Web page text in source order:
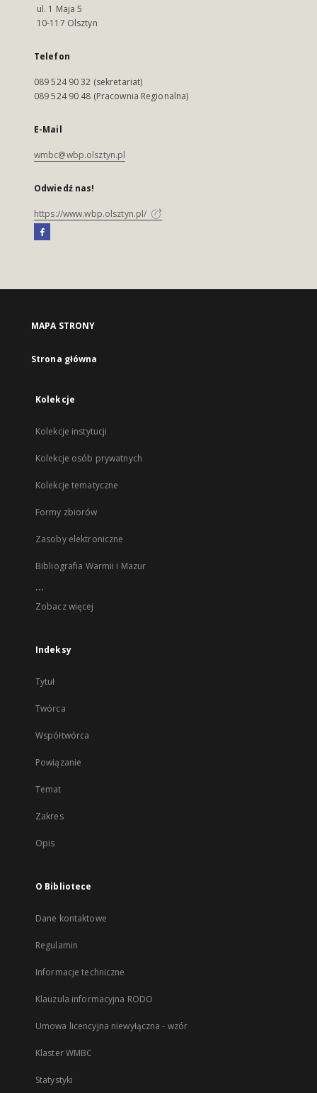
ul. 1 Maja 5
10-117 Olsztyn
Telefon
089 524 90 32 (sekretariat)
089 524 90 48 (Pracownia Regionalna)
E-Mail
wmbc@wbp.olsztyn.pl
Odwiedź nas!
https://www.wbp.olsztyn.pl/
MAPA STRONY
Strona główna
Kolekcje
Kolekcje instytucji
Kolekcje osób prywatnych
Kolekcje tematyczne
Formy zbiorów
Zasoby elektroniczne
Bibliografia Warmii i Mazur
...
Zobacz więcej
Indeksy
Tytuł
Twórca
Współtwórca
Powiązanie
Temat
Zakres
Opis
O Bibliotece
Dane kontaktowe
Regulamin
Informacje techniczne
Klauzula informacyjna RODO
Umowa licencyjna niewyłączna - wzór
Klaster WMBC
Statystyki